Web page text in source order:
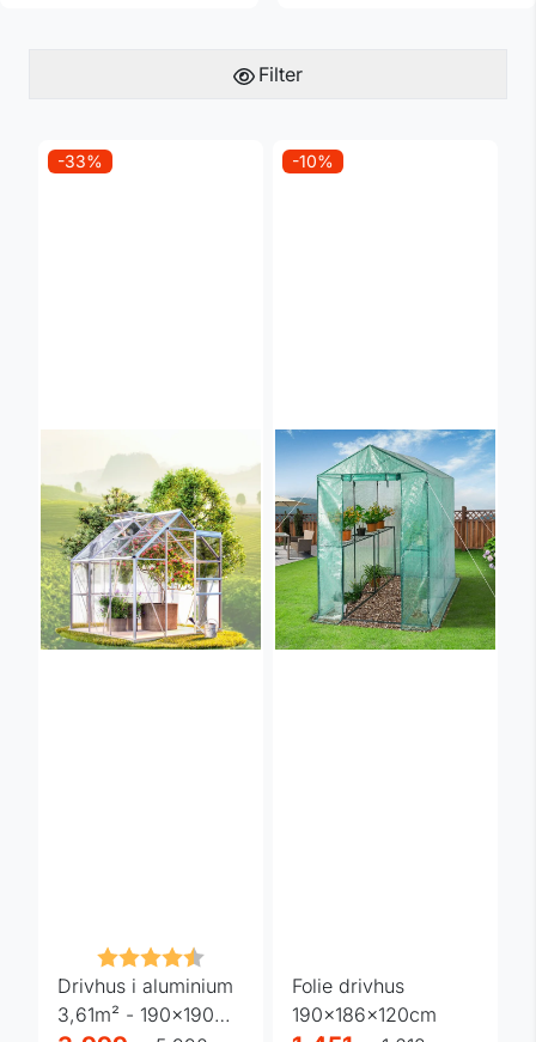
Filter
-33%
Karakter:
Drivhus i aluminium
3,61m² - 190x190
-10%
Folie drivhus
190x186x120cm